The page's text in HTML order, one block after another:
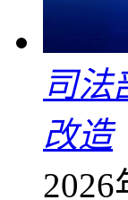
司法
改造
2026